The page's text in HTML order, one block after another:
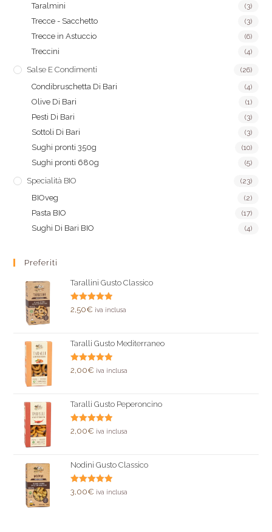
Taralmini (3)
Trecce - Sacchetto (3)
Trecce in Astuccio (6)
Treccini (4)
Salse E Condimenti (26)
Condibruschetta Di Bari (4)
Olive Di Bari (1)
Pesti Di Bari (3)
Sottoli Di Bari (3)
Sughi pronti 350g (10)
Sughi pronti 680g (5)
Specialità BIO (23)
BIOveg (2)
Pasta BIO (17)
Sughi Di Bari BIO (4)
Preferiti
Tarallini Gusto Classico
Valutato
2,50€ iva inclusa
Taralli Gusto Mediterraneo
Valutato
2,00€ iva inclusa
Taralli Gusto Peperoncino
Valutato
2,00€ iva inclusa
Nodini Gusto Classico
Valutato
3,00€ iva inclusa